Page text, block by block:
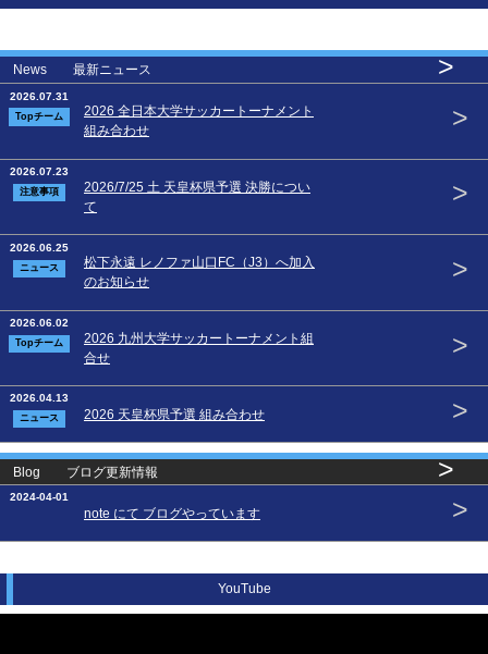
News 最新ニュース >
2026.07.31
Topチーム
2026 全日本大学サッカートーナメント
組み合わせ
>
2026.07.23
注意事項
2026/7/25 土 天皇杯県予選 決勝につい
て
>
2026.06.25
ニュース
松下永遠 レノファ山口FC（J3）へ加入
のお知らせ
>
2026.06.02
Topチーム
2026 九州大学サッカートーナメント組
合せ
>
2026.04.13
ニュース 2026 天皇杯県予選 組み合わせ >
Blog ブログ更新情報 >
2024-04-01
note にて ブログやっています >
YouTube